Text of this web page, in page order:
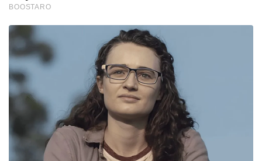
ആയിരുന്നു മിഖായേൽ കലാഷ്നികോവ് ആണ്
എ.കെ 47 രൂപ കൽപ്പന ചെയ്തത്. 1947 ൽ ആണ് ഈ
തോക്കിന്റെ പിറവി.
7.62*39 എംഎം കാറ്റ്ഡ്രിജ് ആണ് ഇതിൽ ഉള്ളത്. 350
മീറ്റർവരെ ദൂരത്തിലുള്ള ശത്രുക്കളുടെ നെഞ്ച്
തുളയ്ക്കാൻ ഇതിന് കഴിയും. സെക്കന്റിൽ 715 മീറ്റർ
വേഗതയാണ് വെടിയുണ്ടയ്ക്ക് ഉണ്ടാകുക. ഒരു
മിനിറ്റിൽ 600 റൗണ്ട് വെടിയുതിർക്കാൻ ഈ
തോക്കുകൊണ്ട് കഴിയും. 4.2 കിലോയാണ് ഈ
തോക്കുകളുടെ ഭാരം. ലോകത്ത് ഏറ്റവും കൂടുതൽ